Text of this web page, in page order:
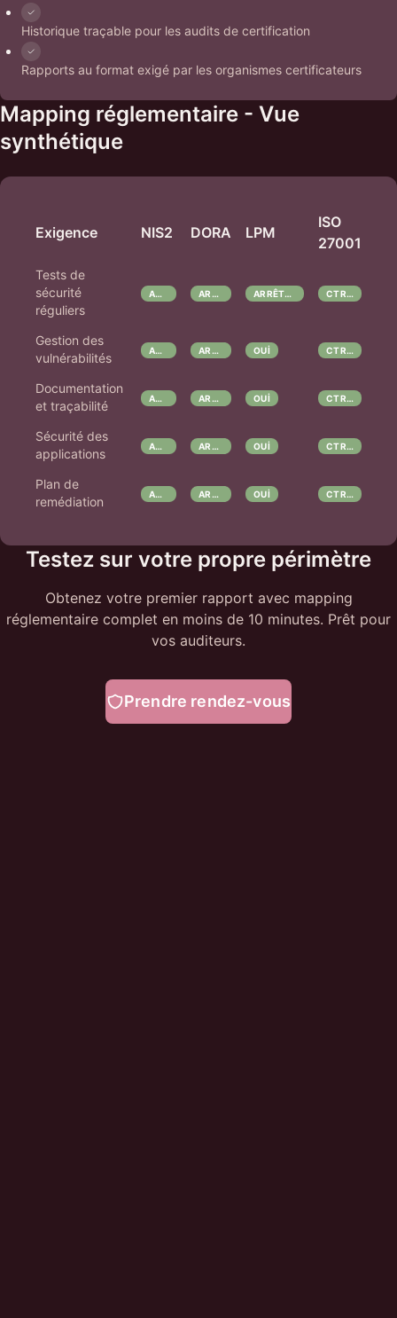
Historique traçable pour les audits de certification
Rapports au format exigé par les organismes certificateurs
Mapping réglementaire - Vue
synthétique
Exigence NIS2 DORA LPM
ISO
27001
Tests de
sécurité
réguliers
ART. 21 ART. 24-26 ARRÊTÉS SECTORIELS CTRL 8.8
Gestion des
vulnérabilités
ART. 21(2)E ART. 9 OUI CTRL 8.8
Documentation
et traçabilité
ART. 23 ART. 17 OUI CTRL 5.30
Sécurité des
applications
ART. 21(2)H ART. 9(4)A OUI CTRL 8.26
Plan de
remédiation
ART. 21 ART. 26 OUI CTRL 8.8
Testez sur votre propre périmètre
Obtenez votre premier rapport avec mapping
réglementaire complet en moins de 10 minutes. Prêt pour
vos auditeurs.
Prendre rendez-vous